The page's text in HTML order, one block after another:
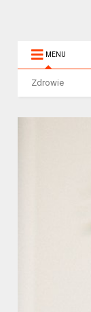
MENU
Zdrowie